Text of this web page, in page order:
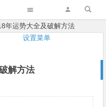
设置菜单
年运势大全及破解方法
解方法